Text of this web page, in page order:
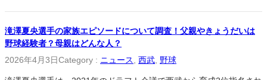
滝澤夏央選手の家族エピソードについて調査！父親やきょうだいは
野球経験者？母親はどんな人？
2026年4月3日Category : ニュース 西武 野球